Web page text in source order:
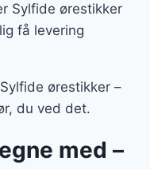
Sylfide ørestikker
få levering
ørestikker –
du ved det.
med –